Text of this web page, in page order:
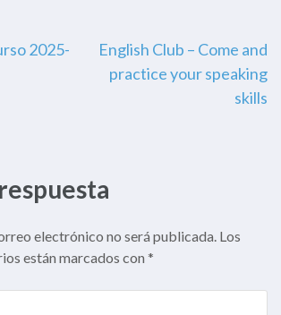
2025-
English Club – Come and
practice your speaking
skills
electrónico no será publicada. Los
están marcados con *